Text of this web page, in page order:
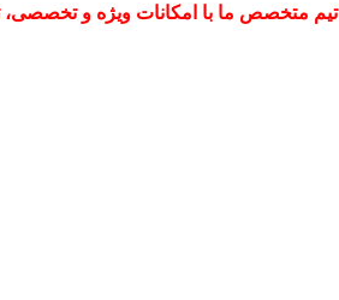
تیم متخصص ما با امکانات ویژه و تخصصی،